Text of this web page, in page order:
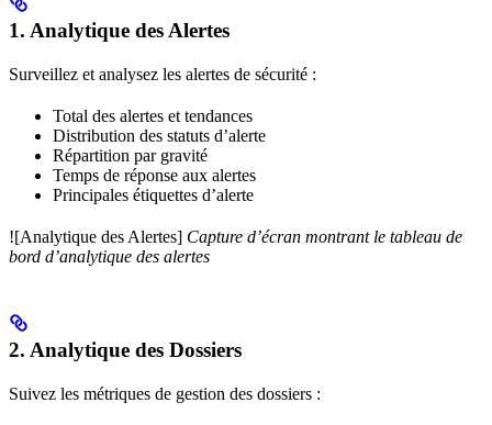
1. Analytique des Alertes
Surveillez et analysez les alertes de sécurité :
Total des alertes et tendances
Distribution des statuts d’alerte
Répartition par gravité
Temps de réponse aux alertes
Principales étiquettes d’alerte
![Analytique des Alertes] Capture d’écran montrant le tableau de
bord d’analytique des alertes
2. Analytique des Dossiers
Suivez les métriques de gestion des dossiers :